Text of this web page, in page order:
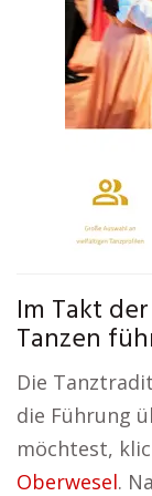
Im Takt
Tanzen
Die
die Führung
möchtest,
Oberwesel.